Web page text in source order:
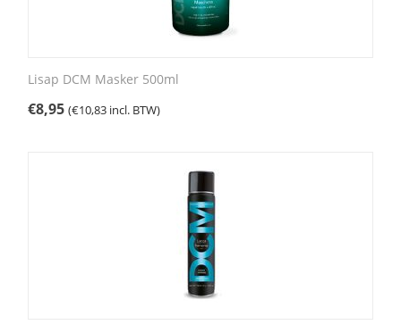
Lisap DCM Masker 500ml
€8,95 (€10,83 incl. BTW)